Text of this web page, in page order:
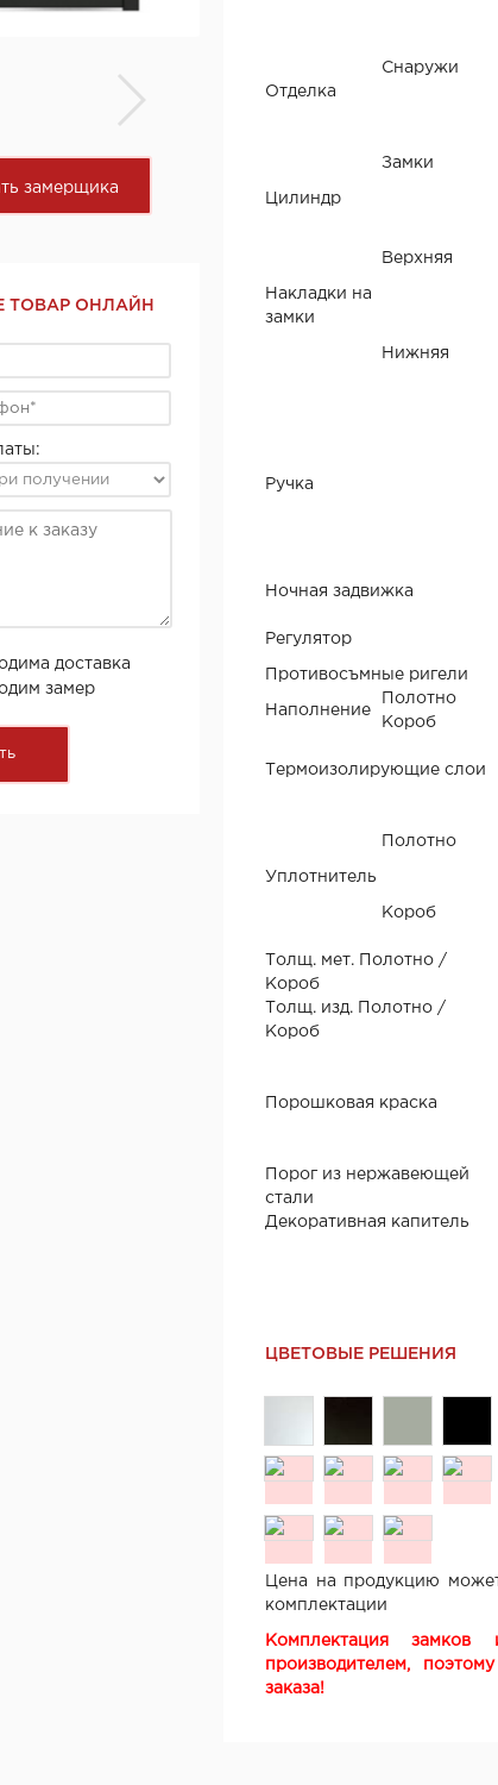
замерщика
ТОВАР ОНЛАЙН
доставка
замер
Отделка
Снаружи
Замки
Цилиндр
Накладки на
замки
Верхняя
Нижняя
Ручка
Ночная задвижка
Регулятор
Противосъмные ригели
Наполнение
Полотно
Короб
Термоизолирующие слои
Уплотнитель
Полотно
Короб
Толщ. мет. Полотно /
Короб
Толщ. изд. Полотно /
Короб
Порошковая краска
Порог из нержавеющей
стали
Декоративная капитель
ЦВЕТОВЫЕ РЕШЕНИЯ
Цена на продукцию
комплектации
Комплектация
производителем,
заказа!